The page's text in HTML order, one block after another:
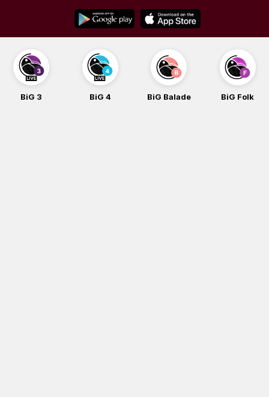
content
BiG 3 BiG 4 BiG Balade BiG Folk